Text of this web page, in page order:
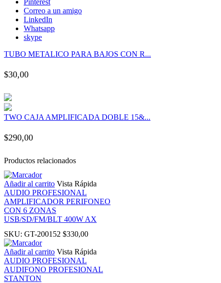
panel
panel
panel
panel
panel
panel
panel
panel
panel
Pinterest
Correo a un amigo
LinkedIn
Whatsapp
skype
TUBO METALICO PARA BAJOS CON R...
$30,00
TWO CAJA AMPLIFICADA DOBLE 15&...
$290,00
Productos relacionados
Añadir al carrito Vista Rápida
AUDIO PROFESIONAL
AMPLIFICADOR PERIFONEO
CON 6 ZONAS
USB/SD/FM/BLT 400W AX
SKU: GT-200152 $330,00
Añadir al carrito Vista Rápida
AUDIO PROFESIONAL
AUDIFONO PROFESIONAL
STANTON